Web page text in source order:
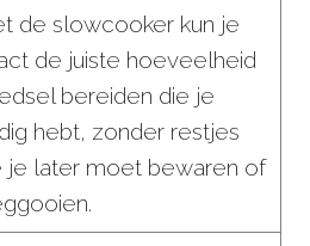
de slowcooker kun je
de juiste hoeveelheid
bereiden die je
hebt, zonder restjes
je later moet bewaren of